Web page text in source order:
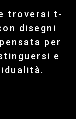
troverai t-
disegni
per
e